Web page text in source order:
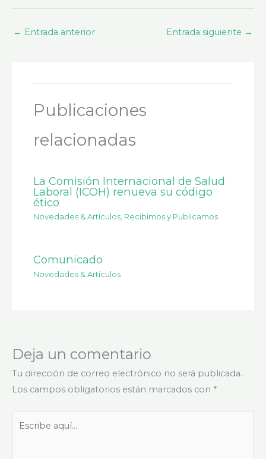
← Entrada anterior Entrada siguiente →
Publicaciones
relacionadas
La Comisión Internacional de Salud
Laboral (ICOH) renueva su código
ético
Novedades & Artículos, Recibimos y Publicamos
Comunicado
Novedades & Artículos
Deja un comentario
Tu dirección de correo electrónico no será publicada.
Los campos obligatorios están marcados con *